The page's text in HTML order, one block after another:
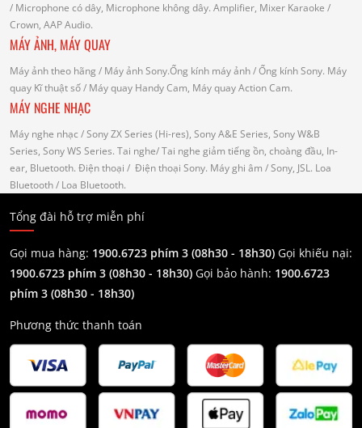
/ Microphone có dây, Microphone không dây. Amplifier, Mixer Karaoke /
Crown, AAP Audio.
MÁY ẢNH, MÁY QUAY
Máy ảnh theo hãng / Máy ảnh Sony.Ống kính máy ảnh / Ống kính Sony. Máy
quay Kĩ thuật số/ Máy quay Handy Cam, Máy quay Action Cam.
MÁY NGHE NHẠC
Máy nghe nhạc / Sony ZX Series (Hi-res), Sony A&E Series, Sony W&B
Series, Sony WS Series. Tai nghe/ Tai nghe giảm tiếng ồn, choàng đầu, In-
ear, Bluetooth. Điện thoại / Điện thoại Sony. Máy ghi âm / Sony, JSL. Loa
Bluetooth/ Loa Bluetooth.
Tổng đài hỗ trợ miễn phí
Gọi mua hàng: 1900.6723 phím 3 (08h30 - 18h30) Gọi khiếu nại:
1900.6723 phím 3 (08h30 - 18h30) Gọi bảo hành: 1900.6723
phím 3 (08h30 - 18h30)
Phương thức thanh toán